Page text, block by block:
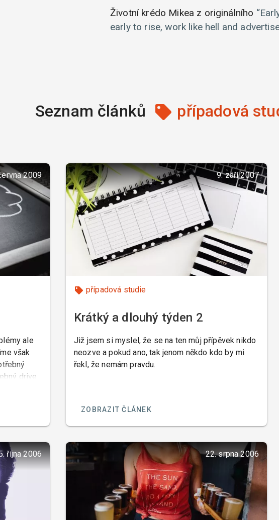
Životní krédo Mikea z originálního
early to rise, work like hell and
Seznam článků případová
2009
ale
však
drive.
ale
9. září 2007
případová studie
Krátký a dlouhý týden 2
Již jsem si myslel, že se na ten můj přípěvek nikdo
neozve a pokud ano, tak jenom někdo kdo by mi
řekl, že nemám pravdu.
ZOBRAZIT ČLÁNEK
října 2006 22. srpna 2006